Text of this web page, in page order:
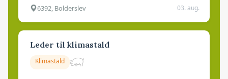
6392, Bolderslev 03. aug.
Leder til klimastald
Klimastald